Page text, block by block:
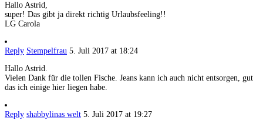
Hallo Astrid,
super! Das gibt ja direkt richtig Urlaubsfeeling!!
LG Carola
Reply Stempelfrau 5. Juli 2017 at 18:24
Hallo Astrid.
Vielen Dank für die tollen Fische. Jeans kann ich auch nicht entsorgen, gut
das ich einige hier liegen habe.
Reply shabbylinas welt 5. Juli 2017 at 19:27